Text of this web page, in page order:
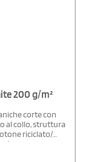
200 g/m²
corte con
al collo, struttura
riciclato/